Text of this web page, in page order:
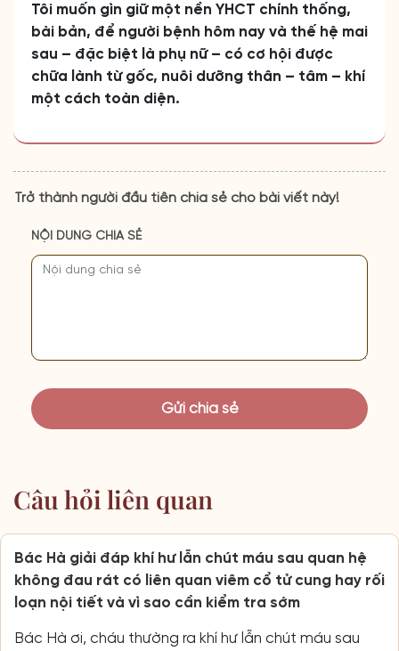
Tôi muốn gìn giữ một nền YHCT chính thống,
bài bản, để người bệnh hôm nay và thế hệ mai
sau – đặc biệt là phụ nữ – có cơ hội được
chữa lành từ gốc, nuôi dưỡng thân – tâm – khí
một cách toàn diện.
Trở thành người đầu tiên chia sẻ cho bài viết này!
NỘI DUNG CHIA SẺ
Câu hỏi liên quan
Bác Hà giải đáp khí hư lẫn chút máu sau quan hệ
không đau rát có liên quan viêm cổ tử cung hay rối
loạn nội tiết và vì sao cần kiểm tra sớm
Bác Hà ơi, cháu thường ra khí hư lẫn chút máu sau